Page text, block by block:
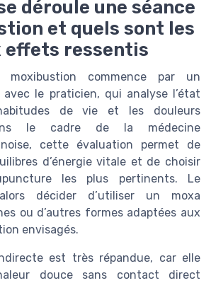
déroule une séance
et quels sont les
effets ressentis
moxibustion commence par un
le praticien, qui analyse l’état
de vie et les douleurs
le cadre de la médecine
cette évaluation permet de
d’énergie vitale et de choisir
les plus pertinents. Le
décider d’utiliser un moxa
ou d’autres formes adaptées aux
envisagés.
est très répandue, car elle
douce sans contact direct